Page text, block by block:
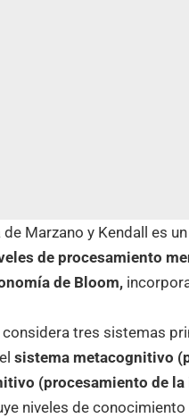
Marzano y Kendall es un
de procesamiento
de Bloom,
tres sistemas
elsistema metacognitivo
(procesamiento de
niveles de